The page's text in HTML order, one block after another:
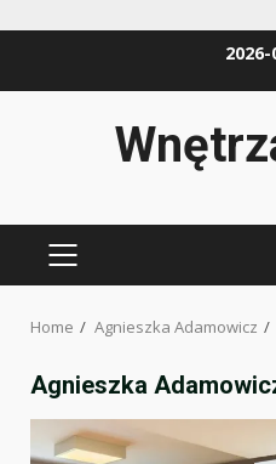
PRIMARY
Home Agnieszka Adamowicz
Agnieszka